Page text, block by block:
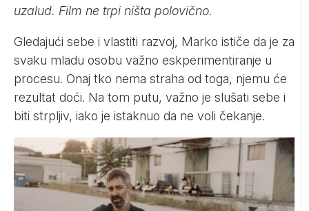
uzalud. Film ne trpi ništa polovično.
Gledajući sebe i vlastiti razvoj, Marko ističe da je za
svaku mladu osobu važno eskperimentiranje u
procesu. Onaj tko nema straha od toga, njemu će
rezultat doći. Na tom putu, važno je slušati sebe i
biti strpljiv, iako je istaknuo da ne voli čekanje.